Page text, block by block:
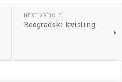
NEXT ARTICLE
Beogradski kvisling